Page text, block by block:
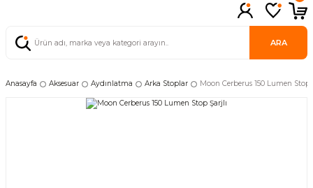
ARA
Anasayfa Aksesuar Aydınlatma Arka Stoplar Moon Cerberus 150 Lumen Stop